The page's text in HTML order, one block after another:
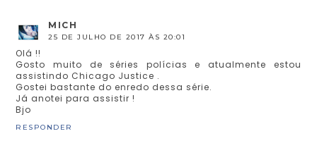
MICH
25 DE JULHO DE 2017 ÀS 20:01
Olá !!
Gosto muito de séries polícias e atualmente estou
assistindo Chicago Justice .
Gostei bastante do enredo dessa série.
Já anotei para assistir !
Bjo
RESPONDER